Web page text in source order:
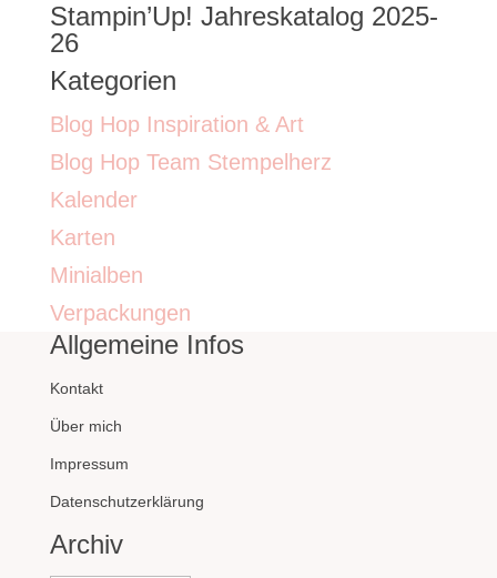
Stampin’Up! Jahreskatalog 2025-
26
Kategorien
Blog Hop Inspiration & Art
Blog Hop Team Stempelherz
Kalender
Karten
Minialben
Verpackungen
Allgemeine Infos
Kontakt
Über mich
Impressum
Datenschutzerklärung
Archiv